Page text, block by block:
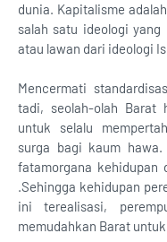
dunia. Kapitalisme
salah satu ideologi
atau lawan dari ideologi
Mencermati
tadi, seolah-olah Barat
untuk selalu
surga bagi kaum
fatamorgana kehidupan
.Sehingga kehidupan
ini terealisasi,
memudahkan Barat